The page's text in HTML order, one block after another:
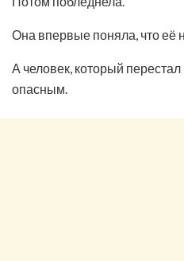
Она впервые поняла, что её
А человек, который перестал
опасным.